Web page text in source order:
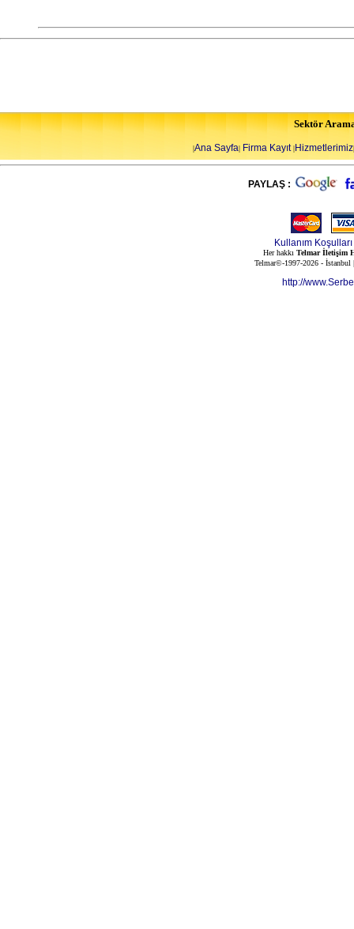
Sektör
|Ana Sayfa| Firma Kayıt|Hizmetlerimiz|
PAYLAŞ :
Kullanım Koşulları
Her hakkı Telmar İletişim
Telmar©-1997-2026 -
http://